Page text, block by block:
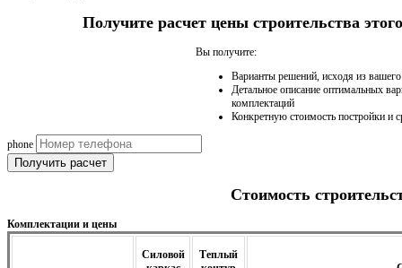
Получите расчет цены строительства
Вы получите:
Варианты решений, исходя из
Детальное описание оптимальных
комплектаций
Конкретную стоимость постройки и
phone
Получить расчет
Стоимость
Комплектации и цены
Силовой
Теплый